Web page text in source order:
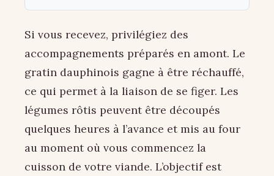
Si vous recevez, privilégiez des
accompagnements préparés en amont. Le
gratin dauphinois gagne à être réchauffé,
ce qui permet à la liaison de se figer. Les
légumes rôtis peuvent être découpés
quelques heures à l’avance et mis au four
au moment où vous commencez la
cuisson de votre viande. L’objectif est